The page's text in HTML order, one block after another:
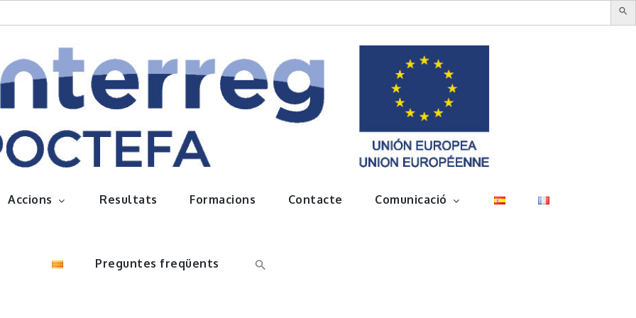
Accions Resultats Formacions Contacte Comunicació
Preguntes freqüents